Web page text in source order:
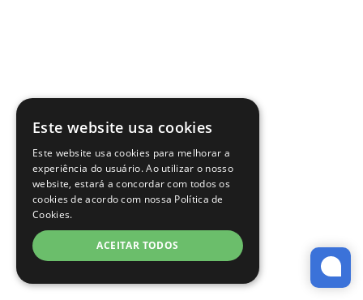
Este website usa cookies
Este website usa cookies para melhorar a
experiência do usuário. Ao utilizar o nosso
website, estará a concordar com todos os
cookies de acordo com nossa Política de
Cookies.
ACEITAR TODOS